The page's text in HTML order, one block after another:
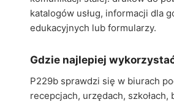
katalogów usług, informacji dla
edukacyjnych lub formularzy.
Gdzie najlepiej
P229b sprawdzi się w biurach
recepcjach, urzędach, szkołach,